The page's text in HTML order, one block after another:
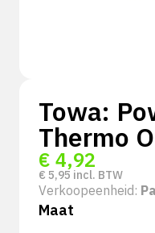
Towa:
Thermo
€ 4,92
€ 5,95 incl. BTW
Verkoopeenheid:
Maat